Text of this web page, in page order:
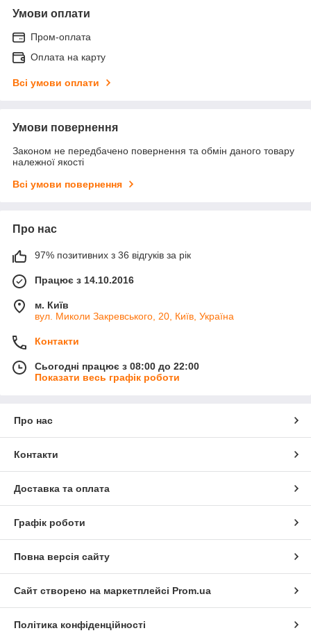
Умови оплати
Пром-оплата
Оплата на карту
Всі умови оплати
Умови повернення
Законом не передбачено повернення та обмін даного товару
належної якості
Всі умови повернення
Про нас
97% позитивних з 36 відгуків за рік
Працює з 14.10.2016
м. Київ
вул. Миколи Закревського, 20, Київ, Україна
Контакти
Сьогодні працює з 08:00 до 22:00
Показати весь графік роботи
Про нас
Контакти
Доставка та оплата
Графік роботи
Повна версія сайту
Сайт створено на маркетплейсі Prom.ua
Політика конфіденційності